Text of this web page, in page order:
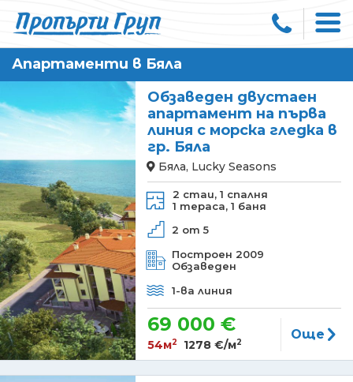
Апартаменти в Бяла
Обзаведен двустаен
апартамент на първа
линия с морска гледка в
гр. Бяла
Бяла, Lucky Seasons
2 стаи, 1 спалня
1 тераса, 1 баня
2 от 5
Построен 2009
Обзаведен
1-ва линия
69 000 €
54м2 1278 €/м2
Още